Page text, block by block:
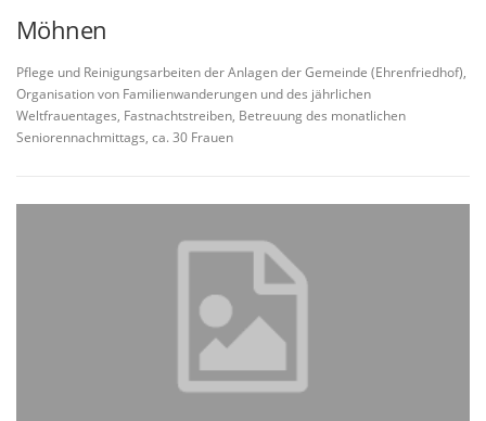
Möhnen
Pflege und Reinigungsarbeiten der Anlagen der Gemeinde (Ehrenfriedhof),
Organisation von Familienwanderungen und des jährlichen
Weltfrauentages, Fastnachtstreiben, Betreuung des monatlichen
Seniorennachmittags, ca. 30 Frauen